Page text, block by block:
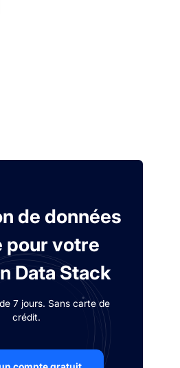
de données
pour votre
Data Stack
7 jours. Sans carte de
crédit.